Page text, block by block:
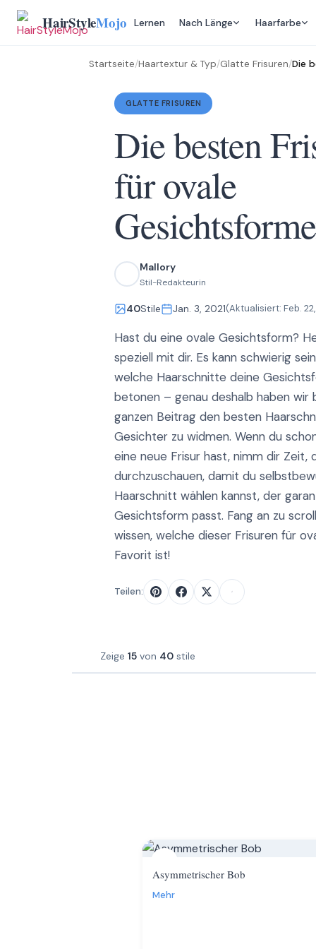
Skip
HairStyleMojo Lernen Nach Länge Haarfarbe
Startseite/Haartextur & Typ/Glatte Frisuren/Die
GLATTE FRISUREN
Die besten
für ovale
Mallory
Stil-Redakteurin
40Stile Jan. 3, 2021(Aktualisiert: Feb.
Hast du eine ovale Gesichtsform?
speziell mit dir. Es kann schwierig
welche Haarschnitte deine
betonen – genau deshalb haben wir
ganzen Beitrag den besten
Gesichter zu widmen. Wenn du
eine neue Frisur hast, nimm dir Zeit,
durchzuschauen, damit du
Haarschnitt wählen kannst, der
Gesichtsform passt. Fang an zu
wissen, welche dieser Frisuren für
Favorit ist!
Teilen:
Zeige 15 von 40 stile
Asymmetrischer Bob
Mehr